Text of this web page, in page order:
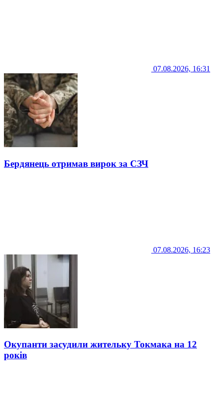
07.08.2026, 16:31
Бердянець отримав вирок за СЗЧ
07.08.2026, 16:23
Окупанти засудили жительку Токмака на 12
років